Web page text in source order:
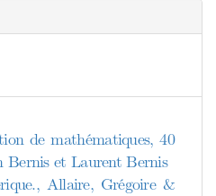
de mathématiques, 40
Bernis et Laurent Bernis
Allaire, Grégoire &